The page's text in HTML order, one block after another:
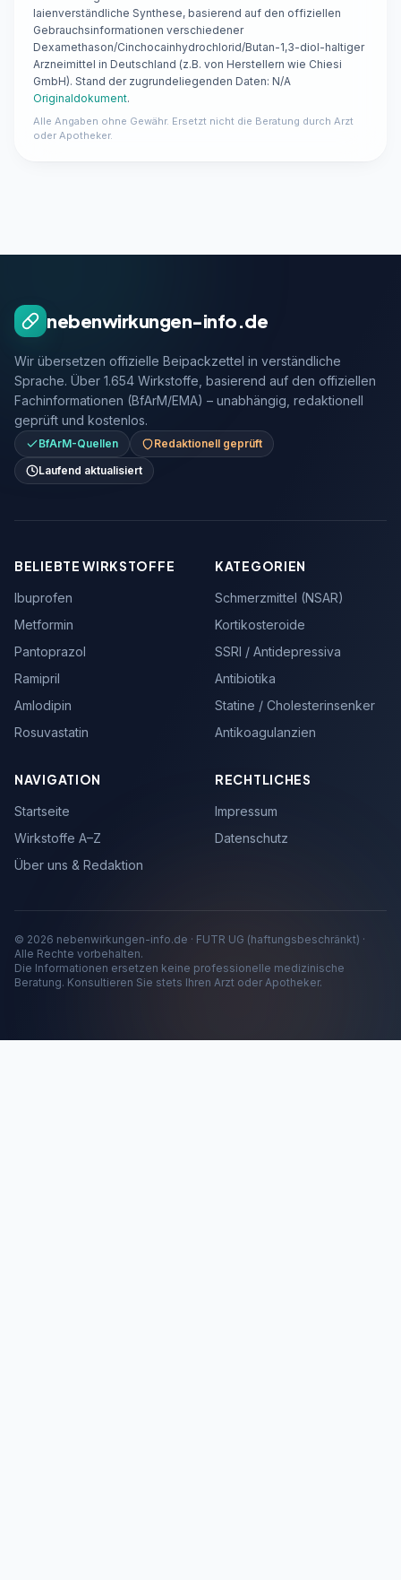
laienverständliche Synthese, basierend auf den offiziellen
Gebrauchsinformationen verschiedener
Dexamethason/Cinchocainhydrochlorid/Butan-1,3-diol-haltiger
Arzneimittel in Deutschland (z.B. von Herstellern wie Chiesi
GmbH). Stand der zugrundeliegenden Daten: N/A
Originaldokument.
Alle Angaben ohne Gewähr. Ersetzt nicht die Beratung durch Arzt
oder Apotheker.
nebenwirkungen-info.de
Wir übersetzen offizielle Beipackzettel in verständliche
Sprache. Über 1.654 Wirkstoffe, basierend auf den offiziellen
Fachinformationen (BfArM/EMA) – unabhängig, redaktionell
geprüft und kostenlos.
BfArM-Quellen
Redaktionell geprüft
Laufend aktualisiert
BELIEBTE WIRKSTOFFE
Ibuprofen
Metformin
Pantoprazol
Ramipril
Amlodipin
Rosuvastatin
KATEGORIEN
Schmerzmittel (NSAR)
Kortikosteroide
SSRI / Antidepressiva
Antibiotika
Statine / Cholesterinsenker
Antikoagulanzien
NAVIGATION
Startseite
Wirkstoffe A–Z
Über uns & Redaktion
RECHTLICHES
Impressum
Datenschutz
© 2026 nebenwirkungen-info.de · FUTR UG (haftungsbeschränkt) ·
Alle Rechte vorbehalten.
Die Informationen ersetzen keine professionelle medizinische
Beratung. Konsultieren Sie stets Ihren Arzt oder Apotheker.